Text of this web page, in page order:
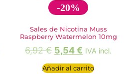
-20%
Sales de Nicotina Muss
Raspberry Watermelon 10mg
6,92€ 5,54€ IVA incl.
Añadir al carrito